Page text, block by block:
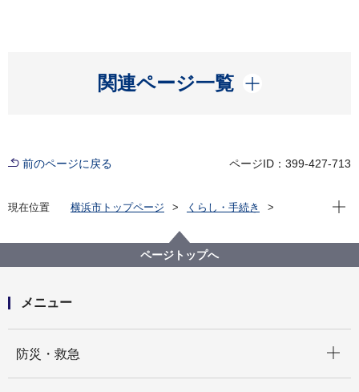
関連ページ一覧
開く
前のページに戻る ページID：399-427-713
現在位置 横浜市トップページ
くらし・手続き
緑化地域の変更（拡大）に関する都市計画市素案
（案）について
現在
ページトップへ
メニュー
防災・救急